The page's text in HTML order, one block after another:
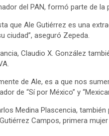
del PAN, formó parte de la
que Ale Gutiérrez es una
ciudad”, aseguró Zepeda.
Claudio X. González
de Ale, es a que nos
de “Sí por México” y
Medina Plascencia,
Campos, primera